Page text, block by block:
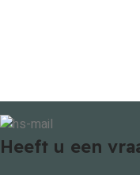
Heeft u een